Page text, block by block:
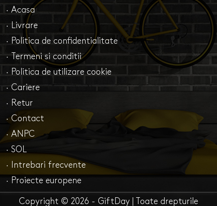
· Acasa
· Livrare
· Politica de confidentialitate
· Termeni si conditii
· Politica de utilizare cookie
· Cariere
· Retur
· Contact
· ANPC
· SOL
· Intrebari frecvente
· Proiecte europene
Copyright © 2026 - GiftDay | Toate drepturile